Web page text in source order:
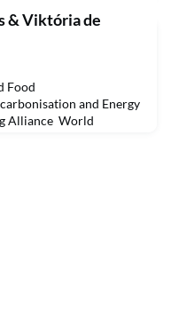
of werken, zodat we
Wij
& Viktória de
Food
and Energy
Alliance World